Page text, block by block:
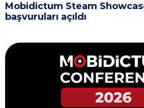
Mobidictum Steam
başvuruları açıldı